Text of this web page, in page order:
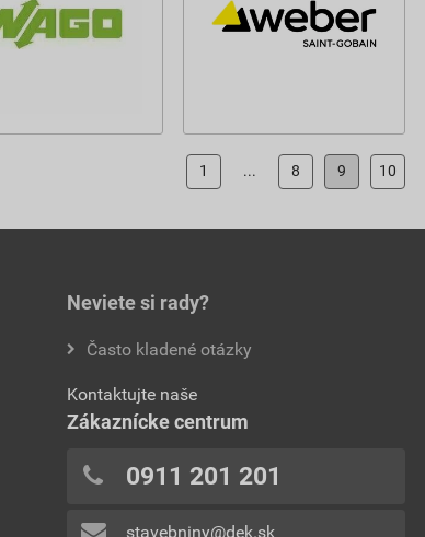
1 ... 8 9 10
Neviete si rady?
Často kladené otázky
Kontaktujte naše
Zákaznícke centrum
0911 201 201
stavebniny@dek.sk